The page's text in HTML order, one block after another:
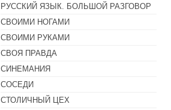
РУССКИЙ ЯЗЫК. БОЛЬШОЙ РАЗГОВОР
СВОИМИ НОГАМИ
СВОИМИ РУКАМИ
СВОЯ ПРАВДА
СИНЕМАНИЯ
СОСЕДИ
СТОЛИЧНЫЙ ЦЕХ